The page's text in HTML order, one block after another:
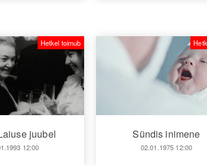
juubel
12:00
Hetkel toimub
Sündis inimene
02.01.1975 12:00